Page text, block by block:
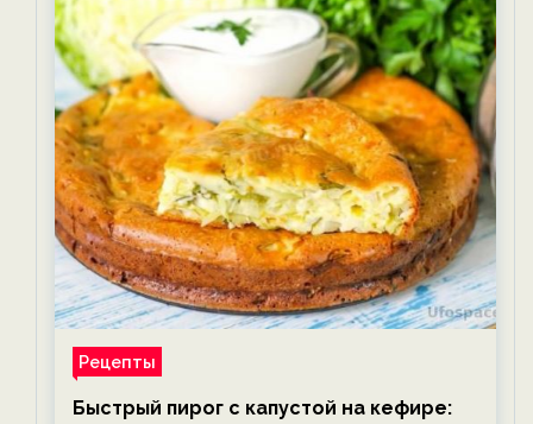
Рецепты
Быстрый пирог с капустой на кефире: